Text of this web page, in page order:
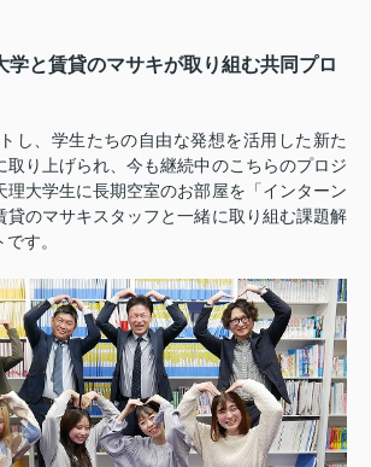
学と賃貸のマサキが取り組む共同プロ
し、学生たちの自由な発想を活用した新た
取り上げられ、今も継続中のこちらのプロジ
理大学生に長期空室のお部屋を「インターン
貸のマサキスタッフと一緒に取り組む課題解
す。